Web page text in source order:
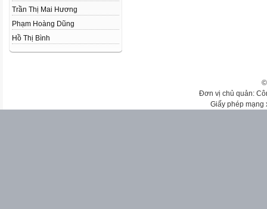
Trần Thị Mai Hương
Phạm Hoàng Dũng
Hồ Thị Bình
Đơn vị chủ quản:
Giấy phép mạng